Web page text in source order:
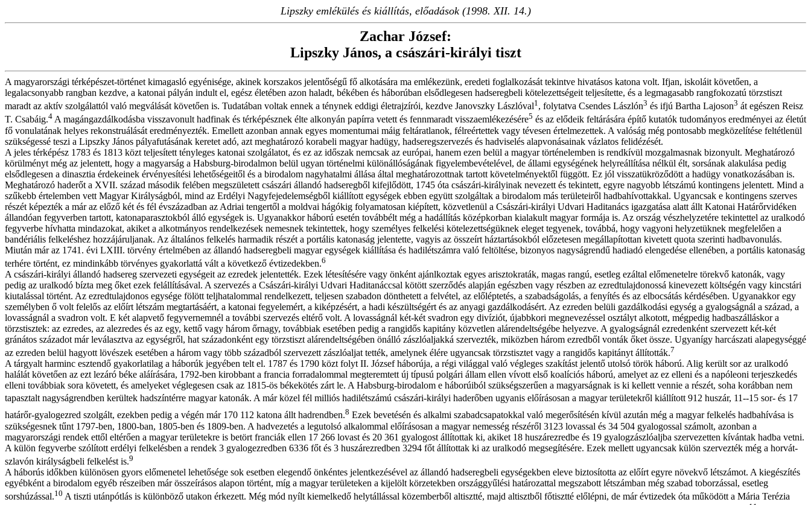
Lipszky emlékülés és kiállítás, előadások (1998. XII. 14.)
Zachar József:
Lipszky János, a császári-királyi tiszt
A magyarországi térképészet-történet kimagasló egyénisége, akinek korszakos jelentőségű fő alkotására ma emlékezünk, eredeti foglalkozását tekintve hivatásos katona volt. Ifjan, iskoláit követően, a
legalacsonyabb rangban kezdve, a katonai pályán indult el, egész életében azon haladt, békében és háborúban elsődlegesen hadseregbeli kötelezettségeit teljesítette, és a legmagasabb rangfokozatú törzstiszt
maradt az aktív szolgálattól való megválását követően is. Tudatában voltak ennek a ténynek eddigi életrajzírói, kezdve Janovszky Lászlóval1, folytatva Csendes Lászlón3 és ifjú Bartha Lajoson3 át egészen Reisz
T. Csabáig.4 A magángazdálkodásba visszavonult hadfinak és térképésznek élte alkonyán papírra vetett és fennmaradt visszaemlékezésére5 és az elődeik feltárására építő kutatók tudományos eredményei az életút
fő vonulatának helyes rekonstruálását eredményezték. Emellett azonban annak egyes momentumai máig feltáratlanok, félreértettek vagy tévesen értelmezettek. A valóság még pontosabb megközelítése feltétlenül
szükségessé teszi a Lipszky János pályafutásának keretet adó, azt meghatározó korabeli magyar hadügy, hadseregszervezés és hadviselés alapvonásainak vázlatos felidézését.
A jeles térképész 1783 és 1813 közt teljesített tényleges katonai szolgálatot, és ez az időszak nemcsak az európai, hanem ezen belül a magyar történelemben is rendkívül mozgalmasnak bizonyult. Meghatározó
körülményt még az jelentett, hogy a magyarság a Habsburg-birodalmon belül ugyan történelmi különállóságának figyelembevételével, de állami egységének helyreállítása nélkül élt, sorsának alakulása pedig
elsődlegesen a dinasztia érdekeinek érvényesítési lehetőségeitől és a birodalom nagyhatalmi állása által meghatározottnak tartott követelményektől függött. Ez jól visszatükröződött a hadügy vonatkozásában is.
Meghatározó haderőt a XVII. század második felében megszületett császári állandó hadseregből kifejlődött, 1745 óta császári-királyinak nevezett és tekintett, egyre nagyobb létszámú kontingens jelentett. Mind a
szűkebb értelemben vett Magyar Királyságból, mind az Erdélyi Nagyfejedelemségből kiállított egységek ebben együtt szolgáltak a birodalom más területeiről hadbahívottakkal. Ugyancsak e kontingens szerves
részét képezték a már az előző két és fél évszázadban az Adriai tengertől a moldvai hágókig folyamatosan kiépített, közvetlenül a Császári-királyi Udvari Haditanács igazgatása alatt állt Katonai Határőrvidéken
állandóan fegyverben tartott, katonaparasztokból álló egységek is. Ugyanakkor háború esetén továbbélt még a hadállítás középkorban kialakult magyar formája is. Az ország vészhelyzetére tekintettel az uralkodó
fegyverbe hívhatta mindazokat, akiket a alkotmányos rendelkezések nemesnek tekintettek, hogy személyes felkelési kötelezettségüknek eleget tegyenek, továbbá, hogy vagyoni helyzetüknek megfelelően a
bandériális felkeléshez hozzájáruljanak. Az általános felkelés harmadik részét a portális katonaság jelentette, vagyis az összeírt háztartásokból előzetesen megállapítottan kivetett quota szerinti hadbavonulás.
Miután már az 1741. évi LXIII. törvény értelmében az állandó hadseregbeli magyar egységek kiállítása és hadilétszámra való feltöltése, bizonyos nagyságrendű hadiadó elengedése ellenében, a portális katonaság
terhére történt, ez mindinkább törvényes gyakorlattá vált a következő évtizedekben.6
A császári-királyi állandó hadsereg szervezeti egységeit az ezredek jelentették. Ezek létesítésére vagy önként ajánlkoztak egyes arisztokraták, magas rangú, esetleg ezáltal előmenetelre törekvő katonák, vagy
pedig az uralkodó bízta meg őket ezek felállításával. A szervezés a Császári-királyi Udvari Haditanáccsal kötött szerződés alapján egészben vagy részben az ezredtulajdonossá kinevezett költségén vagy kincstári
kiutalással történt. Az ezredtulajdonos egysége fölött teljhatalommal rendelkezett, teljesen szabadon dönthetett a felvétel, az előléptetés, a szabadságolás, a fenyítés és az elbocsátás kérdésében. Ugyanakkor egy
személyben ő volt felelős az előírt létszám megtartásáért, a katonai fegyelemért, a kiképzésért, a hadi készültségért és az anyagi gazdálkodásért. Az ezreden belüli gazdálkodási egység a gyalogságnál a század, a
lovasságnál a svadron volt. E két alapvető fegyvernemnél a további szervezés eltérő volt. A lovasságnál két-két svadron egy divíziót, újabbkori megnevezéssel osztályt alkotott, mégpedig hadbaszálláskor a
törzstisztek: az ezredes, az alezredes és az egy, kettő vagy három őrnagy, továbbiak esetében pedig a rangidős kapitány közvetlen alárendeltségébe helyezve. A gyalogságnál ezredenként szervezett két-két
gránátos századot már leválasztva az egységről, hat századonként egy törzstiszt alárendeltségében önálló zászlóaljakká szervezték, miközben három ezredből vonták őket össze. Ugyanígy harcászati alapegységgé
az ezreden belül hagyott lövészek esetében a három vagy több századból szervezett zászlóaljat tették, amelynek élére ugyancsak törzstisztet vagy a rangidős kapitányt állították.7
A tárgyalt harminc esztendő gyakorlatilag a háborúk jegyében telt el. 1787 és 1790 közt folyt II. József háborúja, a régi világgal való végleges szakítást jelentő utolsó török háború. Alig került sor az uralkodó
halálát követően az ezt lezáró béke aláírására, 1792-ben kirobbant a francia forradalommal megteremtett új típusú polgári állam ellen vívott első koalíciós háború, amelyet az ez elleni és a napóleoni terjeszkedés
elleni továbbiak sora követett, és amelyeket véglegesen csak az 1815-ös békekötés zárt le. A Habsburg-birodalom e háborúiból szükségszerűen a magyarságnak is ki kellett vennie a részét, soha korábban nem
tapasztalt nagyságrendben kerültek hadszíntérre magyar katonák. A már közel fél milliós hadilétszámú császári-királyi haderőben ugyanis előírásosan a magyar területekről kiállított 912 huszár, 11--15 sor- és 17
határőr-gyalogezred szolgált, ezekben pedig a végén már 170 112 katona állt hadrendben.8 Ezek bevetésén és alkalmi szabadcsapatokkal való megerősítésén kívül azután még a magyar felkelés hadbahívása is
szükségesnek tűnt 1797-ben, 1800-ban, 1805-ben és 1809-ben. A hadvezetés a legutolsó alkalommal előírásosan a magyar nemesség részéről 3123 lovassal és 34 504 gyalogossal számolt, azonban a
magyarországi rendek ettől eltérően a magyar területekre is betört franciák ellen 17 266 lovast és 20 361 gyalogost állítottak ki, akiket 18 huszárezredbe és 19 gyalogzászlóaljba szervezetten kívántak hadba vetni.
A külön fegyverbe szólított erdélyi felkelésben a rendek 3 gyalogezredben 6336 főt és 3 huszárezredben 3294 főt állítottak ki az uralkodó megsegítésére. Ezek mellett ugyancsak külön szervezték még a horvát-
szlavón királyságbeli felkelést is.9
A háborús időkben különösen gyors előmenetel lehetősége sok esetben elegendő önkéntes jelentkezésével az állandó hadseregbeli egységekben eleve biztosította az előírt egyre növekvő létszámot. A kiegészítés
egyébként a birodalom egyéb részeiben már összeírásos alapon történt, míg a magyar területeken a kijelölt körzetekben országgyűlési határozattal megszabott létszámban még szabad toborzással, esetleg
sorshúzással.10 A tiszti utánpótlás is különböző utakon érkezett. Még mód nyílt kiemelkedő helytállással közemberből altisztté, majd altisztből főtisztté előlépni, de már évtizedek óta működött a Mária Terézia